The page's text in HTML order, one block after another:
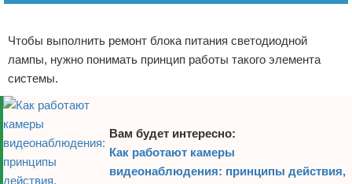
Чтобы выполнить ремонт блока питания светодиодной
лампы, нужно понимать принцип работы такого элемента
системы.
Вам будет интересно:
Как работают камеры
видеонаблюдения: принципы действия,